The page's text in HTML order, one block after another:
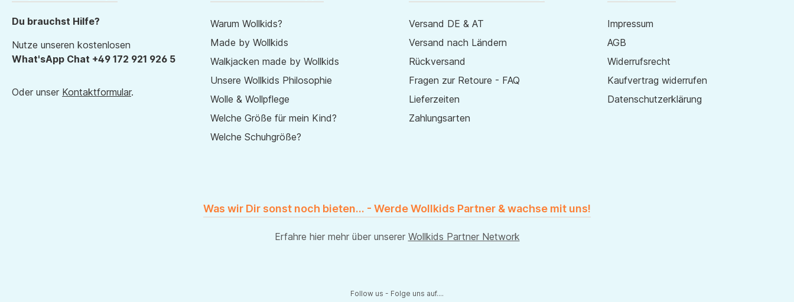
Du brauchst Hilfe?
Nutze unseren kostenlosen
What'sApp Chat +49 172 921 926 5
Oder unser Kontaktformular.
Warum Wollkids?
Made by Wollkids
Walkjacken made by Wollkids
Unsere Wollkids Philosophie
Wolle & Wollpflege
Welche Größe für mein Kind?
Welche Schuhgröße?
Versand DE & AT
Versand nach Ländern
Rückversand
Fragen zur Retoure - FAQ
Lieferzeiten
Zahlungsarten
Impressum
AGB
Widerrufsrecht
Kaufvertrag widerrufen
Datenschutzerklärung
Was wir Dir sonst noch bieten... - Werde Wollkids Partner & wachse mit uns!
Erfahre hier mehr über unserer Wollkids Partner Network
Follow us - Folge uns auf....